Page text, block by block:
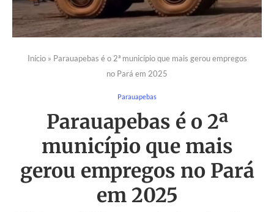
Início» Parauapebas é o 2ª município que mais gerou empregos
no Pará em 2025
Parauapebas
Parauapebas é o 2ª
município que mais
gerou empregos no Pará
em 2025